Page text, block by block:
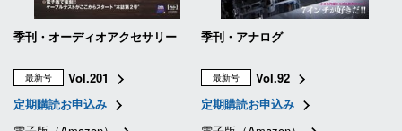
季刊・オーディオアクセサリー
最新号
Vol.201
定期購読お申込み
季刊・アナログ
最新号
Vol.92
定期購読お申込み